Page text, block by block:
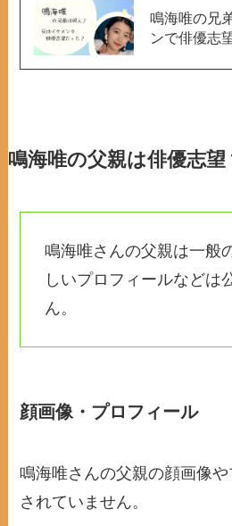
鳴海唯の兄
ンで俳優志
鳴海唯の父親は俳優志望
鳴海唯さんの父親は一般
しいプロフィールなどは
ん。
顔画像・プロフィール
鳴海唯さんの父親の顔画像
されていません。